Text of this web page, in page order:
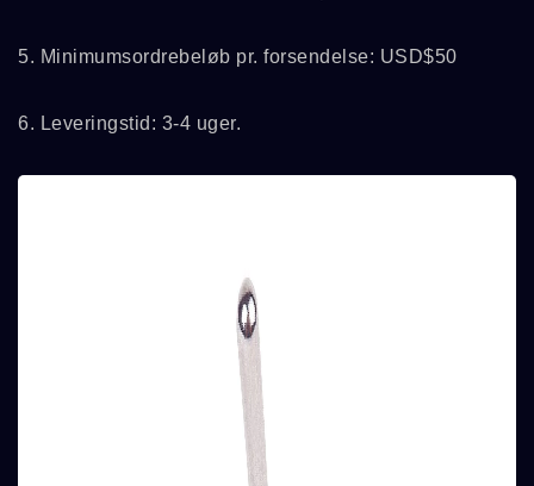
5. Minimumsordrebeløb pr. forsendelse: USD$50
6. Leveringstid: 3-4 uger.